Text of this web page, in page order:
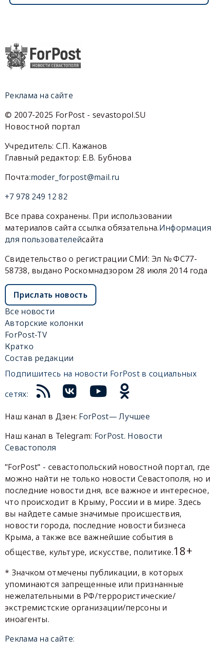
Реклама на сайте
© 2007-2025 ForPost - sevastopol.SU
Новостной портал
Учредитель: С.П. Кажанов
Главный редактор: Е.В. Бубнова
Почта:moder_forpost@mail.ru
+7 978 249 12 82
Все права сохранены. При использовании
материалов сайта ссылка обязательна.Информация
для пользователейсайта
Свидетельство о регистрации СМИ: Эл № ФС77-
58738, выдано Роскомнадзором 28 июля 2014 года
Прислать новость
Все новости
Авторские колонки
ForPost-TV
Кратко
Состав редакции
Подпишитесь на новости ForPost в социальных
сетях:
Наш канал в Дзен: ForPost— Лучшее
Наш канал в Telegram: ForPost. Новости
Севастополя
"ForPost" - севастопольский новостной портал, где
можно найти не только новости Севастополя, но и
последние новости дня, все важное и интересное,
что происходит в Крыму, России и в мире. Здесь
вы найдете самые значимые происшествия,
новости города, последние новости бизнеса
Крыма, а также все важнейшие события в
обществе, культуре, искусстве, политике.18+
* Значком отмечены публикации, в которых
упоминаются запрещенные или признанные
нежелательными в РФ/террористические/
экстремистские организации/персоны и
иноагенты.
Реклама на сайте: